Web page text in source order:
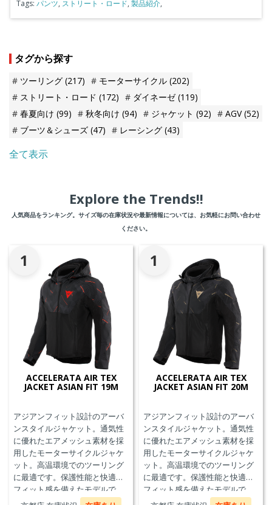
Tags: パンツ, ストリート・ロード, 製品紹介,
タグから探す
ツーリング (217) モーターサイクル (202)
ストリート・ロード (172) ダイネーゼ(119)
春夏向け (99) 秋冬向け (94) ジャケット (92) AGV(52)
ブーツ＆シューズ (47) レーシング (43)
全て表示
Explore the Trends!!
人気商品をランキング。サイズ毎の在庫状況や最新情報については、お気軽にお問い合わせ
ください。
1
ACCELERATA AIR TEX
JACKET ASIAN FIT 19M
アジアンフィット設計のアーバ
ンスタイルジャケット。通気性
に優れたエアメッシュ素材を採
用したモーターサイクルジャケ
ット。高温環境でのツーリング
に最適です。保護性能と快適な
フィット感を備えたモデルで
す。
1
ACCELERATA AIR TEX
JACKET ASIAN FIT 20M
アジアンフィット設計のアーバ
ンスタイルジャケット。通気性
に優れたエアメッシュ素材を採
用したモーターサイクルジャケ
ット。高温環境でのツーリング
に最適です。保護性能と快適な
フィット感を備えたモデルで
す。